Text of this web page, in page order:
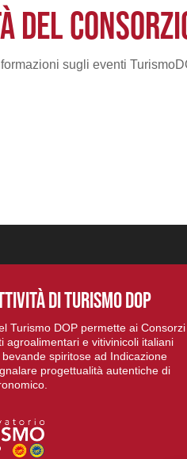
DEL
sugli eventi
DI TURISMO DOP
Turismo DOP permette ai
agroalimentari e vitivinicoli italiani
spiritose ad Indicazione
progettualità autentiche di